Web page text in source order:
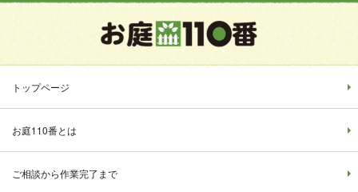
トップページ
お庭110番とは
ご相談から作業完了まで